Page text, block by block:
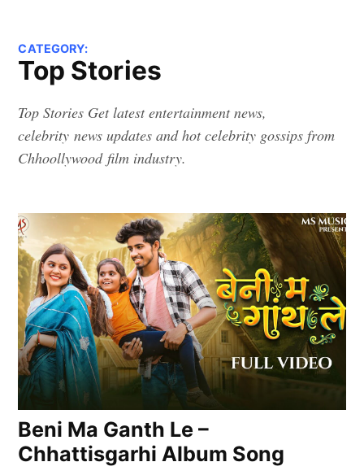
CATEGORY:
Top Stories
Top Stories Get latest entertainment news,
celebrity news updates and hot celebrity gossips from
Chhoollywood film industry.
Beni Ma Ganth Le –
Chhattisgarhi Album Song